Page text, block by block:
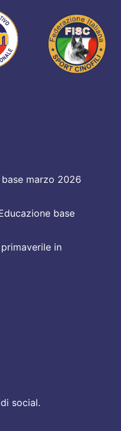
marzo 2026
base
in
social.